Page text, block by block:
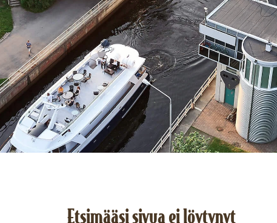
Etsimääsi sivua ei löytynyt